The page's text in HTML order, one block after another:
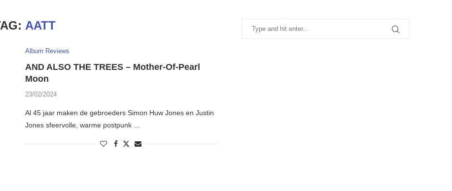
AATT
Album Reviews
AND ALSO THE TREES – Mother-Of-Pearl
Moon
23/02/2024
Al 45 jaar maken de gebroeders Simon Huw Jones en Justin
Jones sfeervolle, warme postpunk …